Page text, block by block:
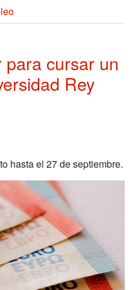
cursar un
Rey
hasta el 27 de septiembre.